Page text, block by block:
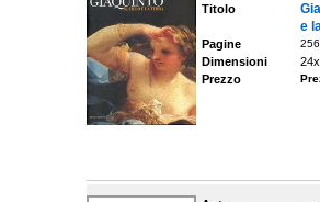
Titolo
e
Pagine 256
Dimensioni
Prezzo